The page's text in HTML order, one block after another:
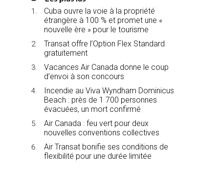
Cuba ouvre la voie à la propriété
étrangère à 100 % et promet une «
nouvelle ère » pour le tourisme
Transat offre l’Option Flex Standard
gratuitement
Vacances Air Canada donne le coup
d’envoi à son concours
Incendie au Viva Wyndham Dominicus
Beach : près de 1 700 personnes
évacuées, un mort confirmé
Air Canada : feu vert pour deux
nouvelles conventions collectives
Air Transat bonifie ses conditions de
flexibilité pour une durée limitée